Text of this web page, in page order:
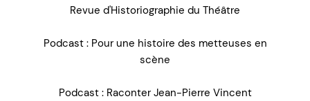
Revue d'Historiographie du Théâtre
Podcast : Pour une histoire des metteuses en
scène
Podcast : Raconter Jean-Pierre Vincent